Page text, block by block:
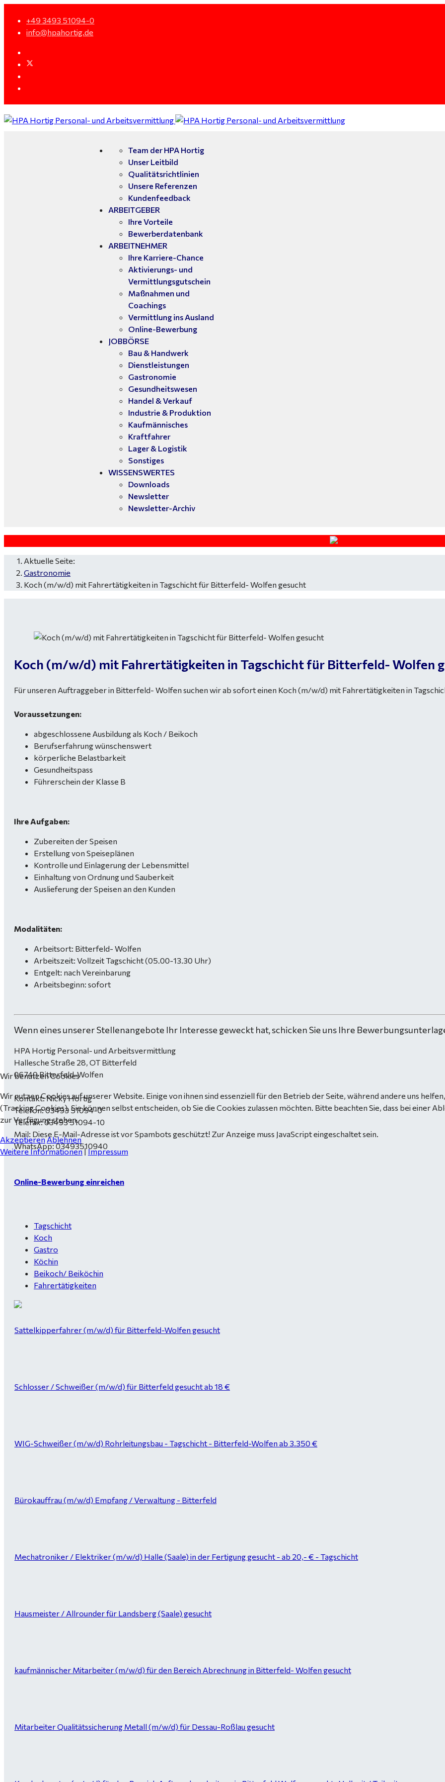
+49 3493 51094-0
info@hpahortig.de
Team der HPA Hortig
Unser Leitbild
Qualitätsrichtlinien
Unsere Referenzen
Kundenfeedback
ARBEITGEBER
Ihre Vorteile
Bewerberdatenbank
ARBEITNEHMER
Ihre Karriere-Chance
Aktivierungs- und
Vermittlungsgutschein
Maßnahmen und
Coachings
Vermittlung ins Ausland
Online-Bewerbung
JOBBÖRSE
Bau & Handwerk
Dienstleistungen
Gastronomie
Gesundheitswesen
Handel & Verkauf
Industrie & Produktion
Kaufmännisches
Kraftfahrer
Lager & Logistik
Sonstiges
WISSENSWERTES
Downloads
Newsletter
Newsletter-Archiv
Aktuelle Seite:
Gastronomie
Koch (m/w/d) mit Fahrertätigkeiten in Tagschicht für Bitterfeld- Wolfen gesucht
Koch (m/w/d) mit Fahrertätigkeiten in Tagschicht für Bitterfeld- Wolfen
Für unseren Auftraggeber in Bitterfeld- Wolfen suchen wir ab sofort einen Koch (m/w/d) mit Fahrertätigkeiten in
Voraussetzungen:
abgeschlossene Ausbildung als Koch / Beikoch
Berufserfahrung wünschenswert
körperliche Belastbarkeit
Gesundheitspass
Führerschein der Klasse B
Ihre Aufgaben:
Zubereiten der Speisen
Erstellung von Speiseplänen
Kontrolle und Einlagerung der Lebensmittel
Einhaltung von Ordnung und Sauberkeit
Auslieferung der Speisen an den Kunden
Modalitäten:
Arbeitsort: Bitterfeld- Wolfen
Arbeitszeit: Vollzeit Tagschicht (05.00-13.30 Uhr)
Entgelt: nach Vereinbarung
Arbeitsbeginn: sofort
Wenn eines unserer Stellenangebote Ihr Interesse geweckt hat, schicken Sie uns Ihre
HPA Hortig Personal- und Arbeitsvermittlung
Hallesche Straße 28, OT Bitterfeld
06749 Bitterfeld-Wolfen
Kontakt: Nicky Hortig
Telefon: 03493 51094-0
Telefax: 03493 51094-10
Mail: Diese E-Mail-Adresse ist vor Spambots geschützt! Zur Anzeige muss JavaScript eingeschaltet sein.
WhatsApp: 03493510940
Online-Bewerbung einreichen
Tagschicht
Koch
Gastro
Köchin
Beikoch/ Beiköchin
Fahrertätigkeiten
Sattelkipperfahrer (m/w/d) für Bitterfeld-Wolfen gesucht
Schlosser / Schweißer (m/w/d) für Bitterfeld gesucht ab 18 €
WIG-Schweißer (m/w/d) Rohrleitungsbau - Tagschicht - Bitterfeld-Wolfen ab 3.350 €
Bürokauffrau (m/w/d) Empfang / Verwaltung - Bitterfeld
Mechatroniker / Elektriker (m/w/d) Halle (Saale) in der Fertigung gesucht - ab 20,- € - Tagschicht
Hausmeister / Allrounder für Landsberg (Saale) gesucht
kaufmännischer Mitarbeiter (m/w/d) für den Bereich Abrechnung in Bitterfeld- Wolfen gesucht
Mitarbeiter Qualitätssicherung Metall (m/w/d) für Dessau-Roßlau gesucht
Wir benutzen Cookies
Wir nutzen Cookies auf unserer Website. Einige von ihnen sind essenziell für den Betrieb der Seite, während andere uns
(Tracking Cookies). Sie können selbst entscheiden, ob Sie die Cookies zulassen möchten. Bitte beachten Sie, dass bei einer
zur Verfügung stehen.
AkzeptierenAblehnen
Weitere Informationen|Impressum